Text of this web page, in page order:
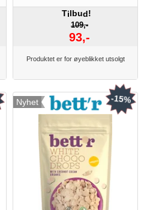
Tilbud!
109,-
93,-
Produktet er for øyeblikket utsolgt
Nyhet -15%